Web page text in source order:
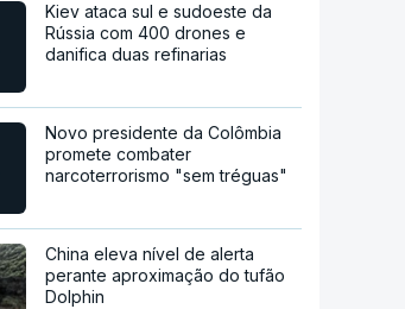
Kiev ataca sul e sudoeste da
Rússia com 400 drones e
danifica duas refinarias
Novo presidente da Colômbia
promete combater
narcoterrorismo "sem tréguas"
China eleva nível de alerta
perante aproximação do tufão
Dolphin